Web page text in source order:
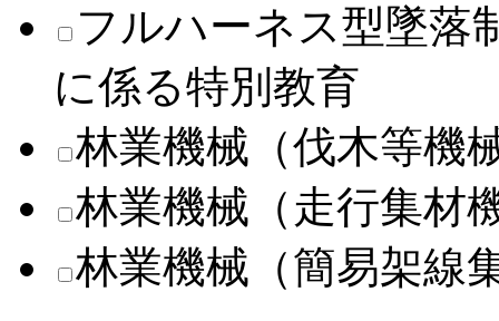
フルハーネス型墜落
に係る特別教育
林業機械（伐木等機
林業機械（走行集材
林業機械（簡易架線